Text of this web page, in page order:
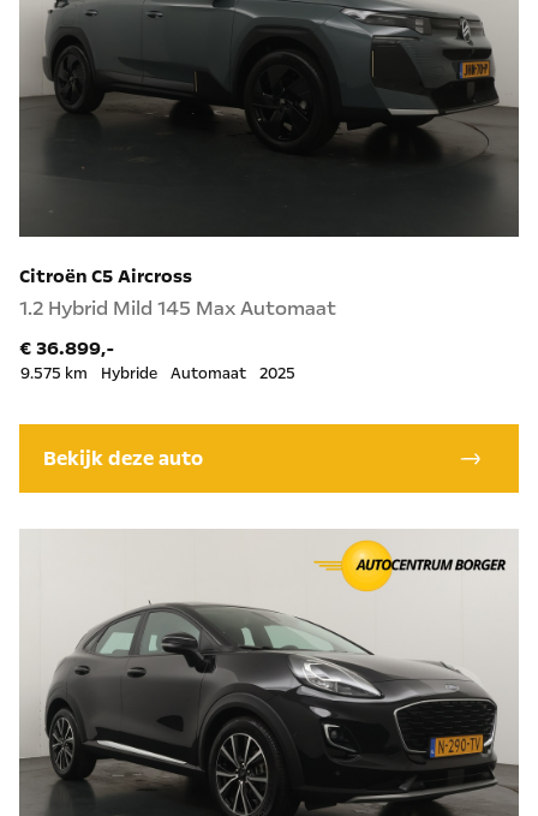
Citroën C5 Aircross
1.2 Hybrid Mild 145 Max Automaat
€ 36.899,-
9.575 km Hybride Automaat 2025
Bekijk deze auto